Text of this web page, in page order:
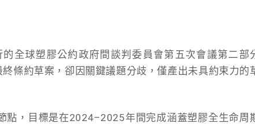
全球塑膠公約政府間談判委員會第五次會議第二部
條約草案，卻因關鍵議題分歧，僅產出未具約束力的
點，目標是在2024–2025年間完成涵蓋塑膠全生命周